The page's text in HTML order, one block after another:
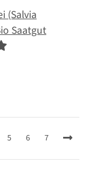
(Salvia
Saatgut
5 6 7